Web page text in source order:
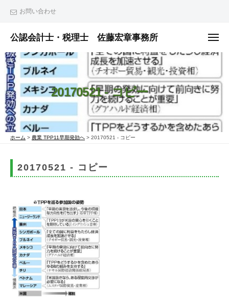
ツ
へ
ス
キ
ッ
プ
お問い合わせ
公認会計士・税理士 佐藤宏章事務所
公
認
会
計
士
・
税
理
佐
宏
章
事
務
所
メ
ュ
20170521 - コピー
ホーム > 農業 TPP11早期発効へ > 20170521 - コピー
20170521 - コピー